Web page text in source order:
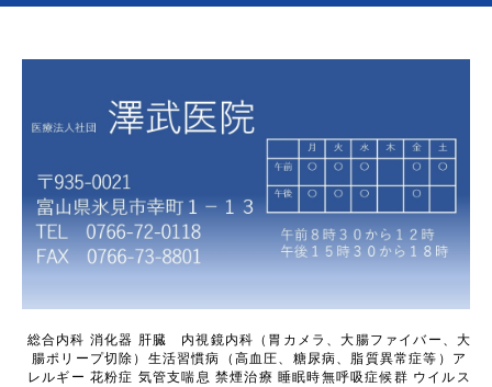
総合内科 消化器 肝臓 内視鏡内科（胃カメラ、大腸ファイバー、大
腸ポリープ切除）生活習慣病（高血圧、糖尿病、脂質異常症等）ア
レルギー 花粉症 気管支喘息 禁煙治療 睡眠時無呼吸症候群 ウイルス